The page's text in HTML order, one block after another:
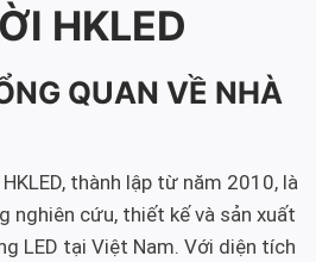
HKLED
QUAN VỀ NHÀ
thành lập từ năm 2010, là
nghiên cứu, thiết kế và sản xuất
LED tại Việt Nam. Với diện tích